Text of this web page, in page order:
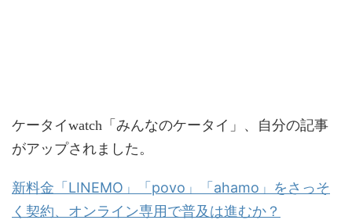
ケータイwatch「みんなのケータイ」、自分の記事
がアップされました。
新料金「LINEMO」「povo」「ahamo」をさっそ
く契約、オンライン専用で普及は進むか？